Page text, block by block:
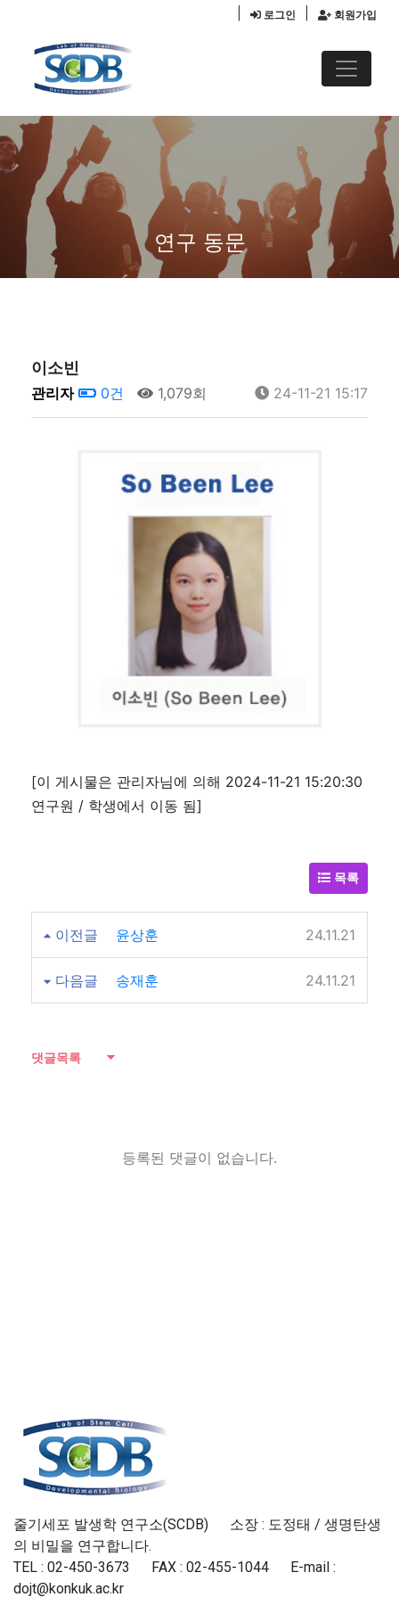
회원가입
로그인
연구 동문
이소빈
관리자
0건 1,079회 24-11-21 15:17
[이 게시물은 관리자님에 의해 2024-11-21 15:20:30
연구원 / 학생에서 이동 됨]
목록
이전글 윤상훈 24.11.21
다음글 송재훈 24.11.21
댓글목록
등록된 댓글이 없습니다.
줄기세포 발생학 연구소(SCDB) 소장 : 도정태 / 생명탄생
의 비밀을 연구합니다.
TEL : 02-450-3673 FAX : 02-455-1044 E-mail :
dojt@konkuk.ac.kr